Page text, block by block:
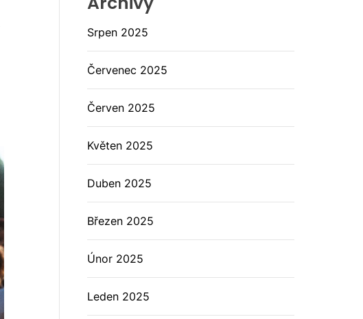
Srpen 2025
Červenec 2025
Červen 2025
Květen 2025
Duben 2025
Březen 2025
Únor 2025
Leden 2025